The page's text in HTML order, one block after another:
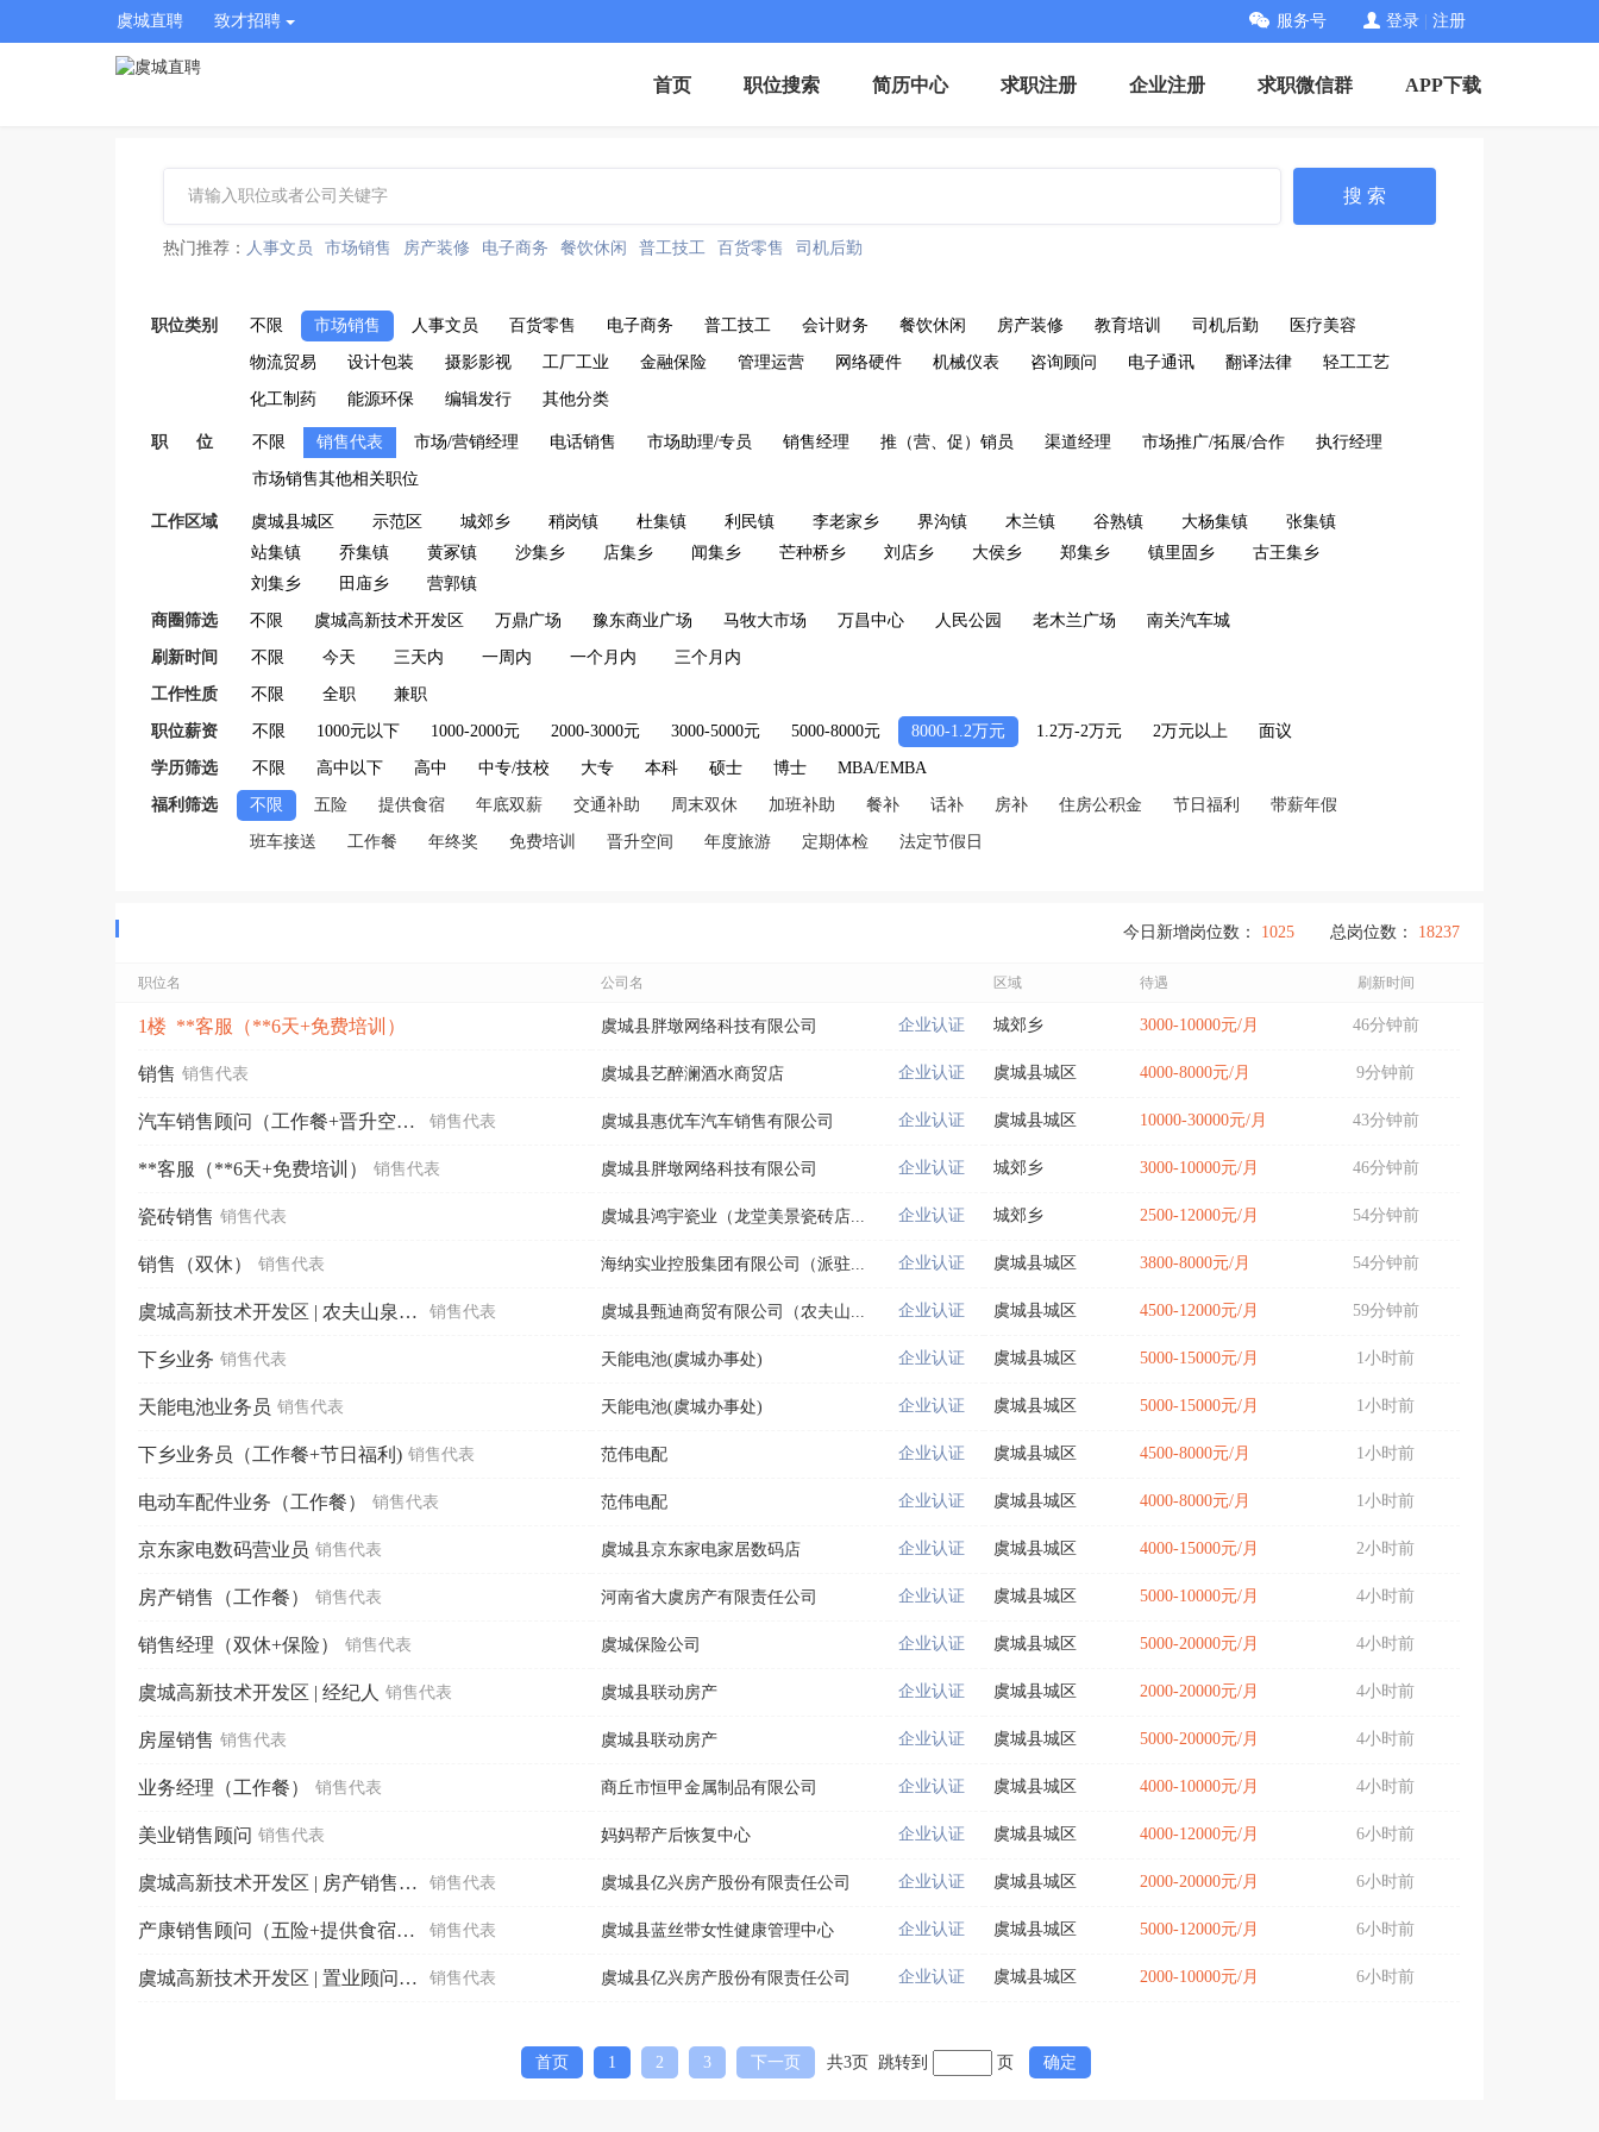
虞城直聘 致才招聘 服务号 登录 注册
首页 职位搜索 简历中心 求职注册 企业注册 求职微信群 APP下载
搜 索
热门推荐： 人事文员 市场销售 房产装修 电子商务 餐饮休闲 普工技工 百货零售 司机后勤
职位类别 不限 市场销售 人事文员 百货零售 电子商务 普工技工 会计财务 餐饮休闲 房产装修 教育培训 司机后勤 医疗美容
物流贸易 设计包装 摄影影视 工厂工业 金融保险 管理运营 网络硬件 机械仪表 咨询顾问 电子通讯 翻译法律 轻工工艺
化工制药 能源环保 编辑发行 其他分类
职 位 不限 销售代表 市场/营销经理 电话销售 市场助理/专员 销售经理 推（营、促）销员 渠道经理 市场推广/拓展/合作 执行经理
市场销售其他相关职位
工作区域 虞城县城区 示范区 城郊乡 稍岗镇 杜集镇 利民镇 李老家乡 界沟镇 木兰镇 谷熟镇 大杨集镇
张集镇
站集镇
乔集镇 黄冢镇 沙集乡 店集乡 闻集乡 芒种桥乡 刘店乡 大侯乡 郑集乡 镇里固乡
古王集乡
刘集乡
田庙乡 营郭镇
商圈筛选 不限 虞城高新技术开发区 万鼎广场 豫东商业广场 马牧大市场 万昌中心 人民公园 老木兰广场 南关汽车城
刷新时间 不限 今天 三天内 一周内 一个月内 三个月内
工作性质 不限 全职 兼职
职位薪资 不限 1000元以下 1000-2000元 2000-3000元 3000-5000元 5000-8000元 8000-1.2万元 1.2万-2万元 2万元以上 面议
学历筛选 不限 高中以下 高中 中专/技校 大专 本科 硕士 博士 MBA/EMBA
福利筛选 不限 五险 提供食宿 年底双薪 交通补助 周末双休 加班补助 餐补 话补 房补 住房公积金 节日福利 带薪年假
班车接送 工作餐 年终奖 免费培训 晋升空间 年度旅游 定期体检 法定节假日
总岗位数： 18237
今日新增岗位数： 1025
职位名 公司名 区域 待遇 刷新时间
1楼 **客服（**6天+免费培训） 虞城县胖墩网络科技有限公司 企业认证 城郊乡 3000-10000元/月 46分钟前
销售 销售代表 虞城县艺醉澜酒水商贸店 企业认证 虞城县城区 4000-8000元/月 9分钟前
汽车销售顾问（工作餐+晋升空间） 销售代表 虞城县惠优车汽车销售有限公司 企业认证 虞城县城区 10000-30000元/月 43分钟前
**客服（**6天+免费培训） 销售代表 虞城县胖墩网络科技有限公司 企业认证 城郊乡 3000-10000元/月 46分钟前
瓷砖销售 销售代表 虞城县鸿宇瓷业（龙堂美景瓷砖店... 企业认证 城郊乡 2500-12000元/月 54分钟前
销售（双休） 销售代表 海纳实业控股集团有限公司（派驻... 企业认证 虞城县城区 3800-8000元/月 54分钟前
虞城高新技术开发区 | 农夫山泉乡镇餐饮业务员（餐补+晋升空间） 销售代表 虞城县甄迪商贸有限公司（农夫山... 企业认证 虞城县城区 4500-12000元/月 59分钟前
下乡业务 销售代表 天能电池(虞城办事处) 企业认证 虞城县城区 5000-15000元/月 1小时前
天能电池业务员 销售代表 天能电池(虞城办事处) 企业认证 虞城县城区 5000-15000元/月 1小时前
下乡业务员（工作餐+节日福利) 销售代表 范伟电配 企业认证 虞城县城区 4500-8000元/月 1小时前
电动车配件业务（工作餐） 销售代表 范伟电配 企业认证 虞城县城区 4000-8000元/月 1小时前
京东家电数码营业员 销售代表 虞城县京东家电家居数码店 企业认证 虞城县城区 4000-15000元/月 2小时前
房产销售（工作餐） 销售代表 河南省大虞房产有限责任公司 企业认证 虞城县城区 5000-10000元/月 4小时前
销售经理（双休+保险） 销售代表 虞城保险公司 企业认证 虞城县城区 5000-20000元/月 4小时前
虞城高新技术开发区 | 经纪人 销售代表 虞城县联动房产 企业认证 虞城县城区 2000-20000元/月 4小时前
房屋销售 销售代表 虞城县联动房产 企业认证 虞城县城区 5000-20000元/月 4小时前
业务经理（工作餐） 销售代表 商丘市恒甲金属制品有限公司 企业认证 虞城县城区 4000-10000元/月 4小时前
美业销售顾问 销售代表 妈妈帮产后恢复中心 企业认证 虞城县城区 4000-12000元/月 6小时前
虞城高新技术开发区 | 房产销售（工作餐） 销售代表 虞城县亿兴房产股份有限责任公司 企业认证 虞城县城区 2000-20000元/月 6小时前
产康销售顾问（五险+提供食宿+餐补） 销售代表 虞城县蓝丝带女性健康管理中心 企业认证 虞城县城区 5000-12000元/月 6小时前
虞城高新技术开发区 | 置业顾问（工作餐） 销售代表 虞城县亿兴房产股份有限责任公司 企业认证 虞城县城区 2000-10000元/月 6小时前
首页 1 2 3 下一页 共3页 跳转到 页 确定